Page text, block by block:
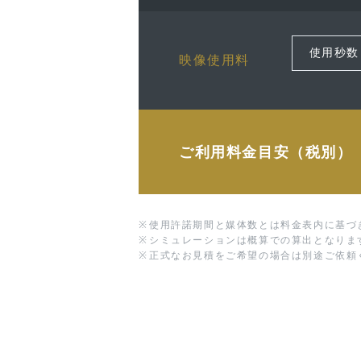
映像使用料
ご利用料金目安（税別）
※ 使用許諾期間と媒体数とは料金表内に基づ
※ シミュレーションは概算での算出となりま
※ 正式なお見積をご希望の場合は別途ご依頼